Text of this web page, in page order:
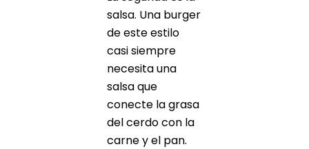
salsa. Una burger
de este estilo
casi siempre
necesita una
salsa que
conecte la grasa
del cerdo con la
carne y el pan.